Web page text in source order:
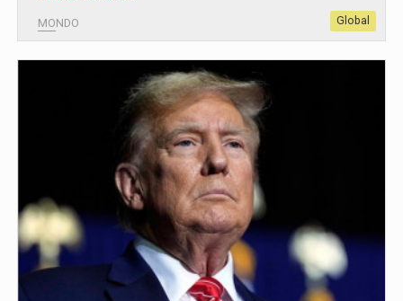
MONDO Global